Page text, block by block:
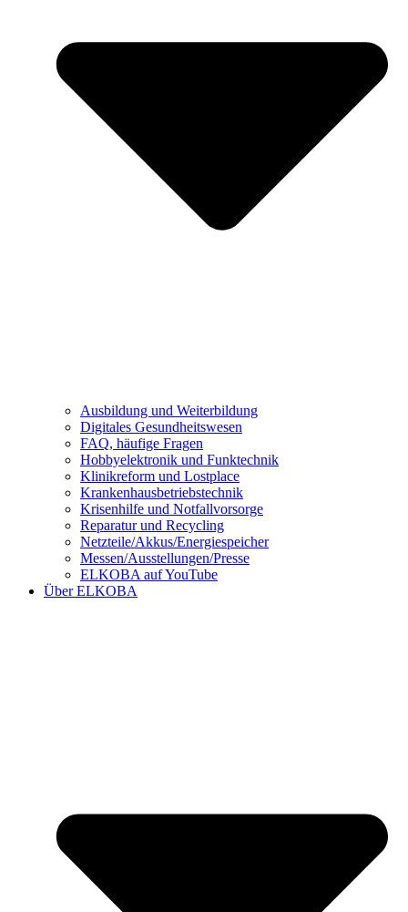
Ausbildung und Weiterbildung
Digitales Gesundheitswesen
FAQ, häufige Fragen
Hobbyelektronik und Funktechnik
Klinikreform und Lostplace
Krankenhausbetriebstechnik
Krisenhilfe und Notfallvorsorge
Reparatur und Recycling
Netzteile/Akkus/Energiespeicher
Messen/Ausstellungen/Presse
ELKOBA auf YouTube
Über ELKOBA